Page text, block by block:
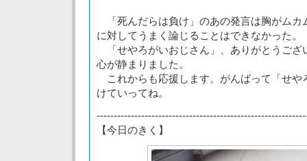
「死んだらは負け」のあの発言は胸がムカ
に対してうまく論じることはできなかった。
「せやろがいおじさん」、ありがとうござ
心が静まりました。
これからも応援します。がんばって「せや
けていってね。
【今日のきく】